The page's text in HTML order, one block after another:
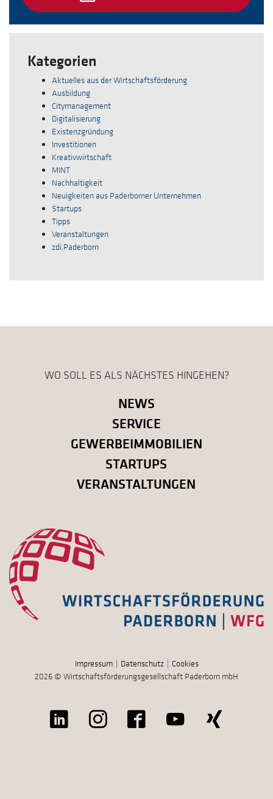
Kategorien
Aktuelles aus der Wirtschaftsförderung
Ausbildung
Citymanagement
Digitalisierung
Existenzgründung
Investitionen
Kreativwirtschaft
MINT
Nachhaltigkeit
Neuigkeiten aus Paderborner Unternehmen
Startups
Tipps
Veranstaltungen
zdi.Paderborn
WO SOLL ES ALS NÄCHSTES HINGEHEN?
NEWS
SERVICE
GEWERBEIMMOBILIEN
STARTUPS
VERANSTALTUNGEN
Impressum Datenschutz
Cookies
2026 © Wirtschaftsförderungsgesellschaft Paderborn mbH